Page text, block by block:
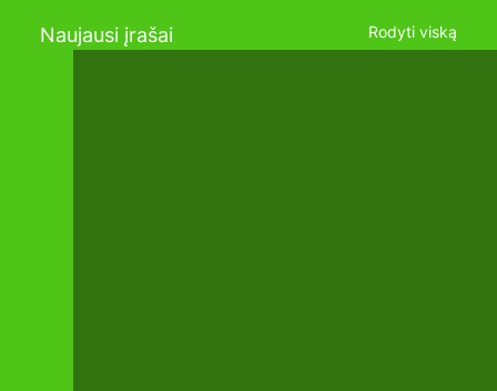
Naujausi įrašai Rodyti viską